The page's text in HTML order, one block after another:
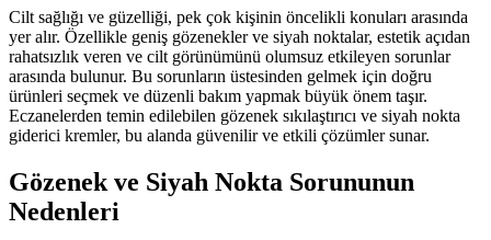
Cilt sağlığı ve güzelliği, pek çok kişinin öncelikli konuları arasında
yer alır. Özellikle geniş gözenekler ve siyah noktalar, estetik açıdan
rahatsızlık veren ve cilt görünümünü olumsuz etkileyen sorunlar
arasında bulunur. Bu sorunların üstesinden gelmek için doğru
ürünleri seçmek ve düzenli bakım yapmak büyük önem taşır.
Eczanelerden temin edilebilen gözenek sıkılaştırıcı ve siyah nokta
giderici kremler, bu alanda güvenilir ve etkili çözümler sunar.
Gözenek ve Siyah Nokta Sorununun
Nedenleri